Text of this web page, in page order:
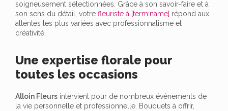
soigneusement sélectionnées. Grâce à son savoir-faire et à
son sens du détail, votre fleuriste à [term:name] répond aux
attentes les plus variées avec professionnalisme et
créativité.
Une expertise florale pour
toutes les occasions
Alloin Fleurs intervient pour de nombreux événements de
la vie personnelle et professionnelle. Bouquets à offrir,